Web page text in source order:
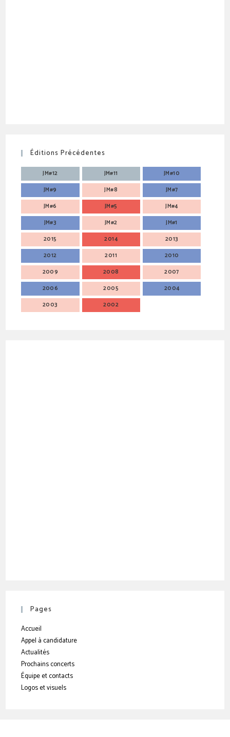
Éditions Précédentes
JM#12 JM#11
JM#10
JM#9
JM#8
JM#7
JM#6
JM#5
JM#4
JM#3
JM#2
JM#1
2015
2014
2013
2012
2011
2010
2009
2008
2007
2006
2005
2004
2003
2002
Pages
Accueil
Appel à candidature
Actualités
Prochains concerts
Équipe et contacts
Logos et visuels